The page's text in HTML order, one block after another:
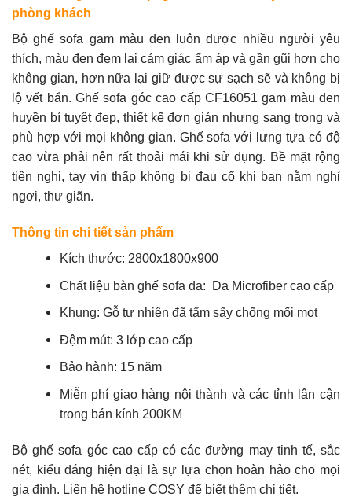
phòng khách
Bộ ghế sofa gam màu đen luôn được nhiều người yêu
thích, màu đen đem lại cảm giác ấm áp và gần gũi hơn cho
không gian, hơn nữa lại giữ được sự sạch sẽ và không bị
lộ vết bẩn. Ghế sofa góc cao cấp CF16051 gam màu đen
huyền bí tuyệt đẹp, thiết kế đơn giản nhưng sang trọng và
phù hợp với mọi không gian. Ghế sofa với lưng tựa có độ
cao vừa phải nên rất thoải mái khi sử dụng. Bề mặt rộng
tiện nghi, tay vịn thấp không bị đau cổ khi bạn nằm nghỉ
ngơi, thư giãn.
Thông tin chi tiết sản phẩm
Kích thước: 2800x1800x900
Chất liệu bàn ghế sofa da: Da Microfiber cao cấp
Khung: Gỗ tự nhiên đã tẩm sấy chống mối mọt
Đệm mút: 3 lớp cao cấp
Bảo hành: 15 năm
Miễn phí giao hàng nội thành và các tỉnh lân cận
trong bán kính 200KM
Bộ ghế sofa góc cao cấp có các đường may tinh tế, sắc
nét, kiểu dáng hiện đại là sự lựa chọn hoàn hảo cho mọi
gia đình. Liên hệ hotline COSY để biết thêm chi tiết.